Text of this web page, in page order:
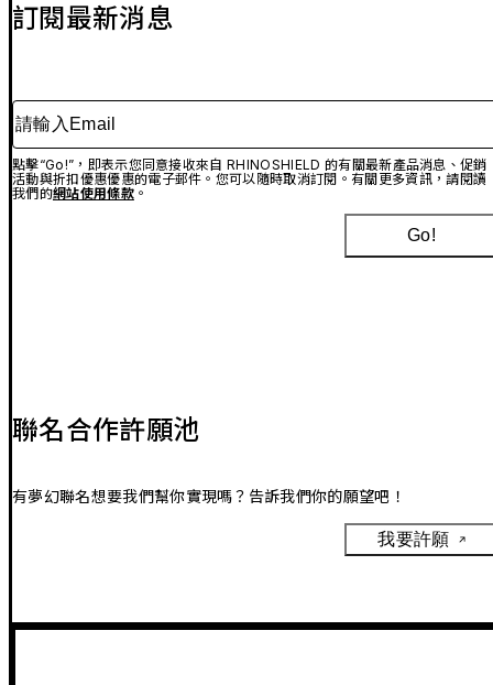
訂閱最新消息
請輸入Email
點擊“Go!”，即表示您同意接收來自 RHINOSHIELD 的有關最新產品消息、促銷
活動與折扣優惠優惠的電子郵件。您可以隨時取消訂閱。有關更多資訊，請閱讀
我們的網站使用條款。
Go!
聯名合作許願池
有夢幻聯名想要我們幫你實現嗎？告訴我們你的願望吧！
我要許願